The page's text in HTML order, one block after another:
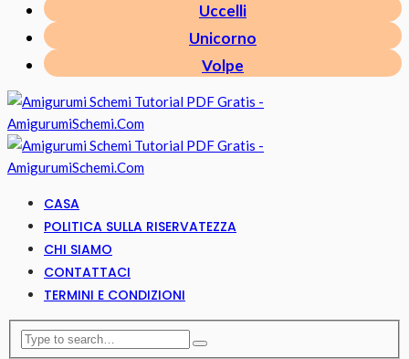
Uccelli
Unicorno
Volpe
CASA
POLITICA SULLA RISERVATEZZA
CHI SIAMO
CONTATTACI
TERMINI E CONDIZIONI